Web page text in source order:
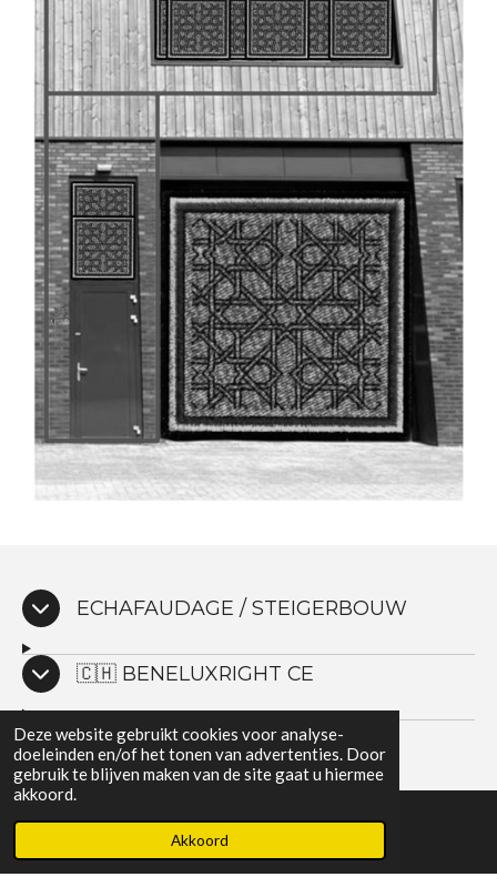
Deze website gebruikt cookies voor analyse-
doeleinden en/of het tonen van advertenties. Door
gebruik te blijven maken van de site gaat u hiermee
akkoord.
Akkoord
ECHAFAUDAGE / STEIGERBOUW
🇨🇭 BENELUXRIGHT CE
E-mailadres